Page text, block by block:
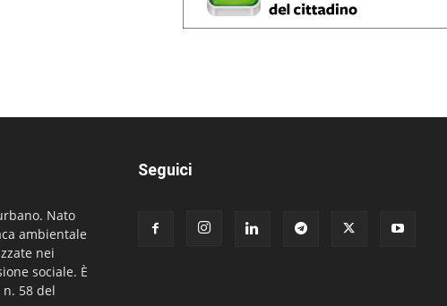
Nato
ambientale
nei
sociale. È
58 del
Seguici